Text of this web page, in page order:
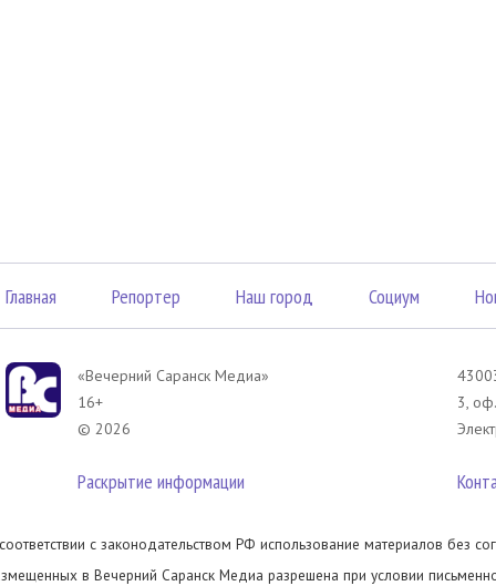
Главная Репортер Наш город Социум
«Вечерний Саранск Mедиа»
16+
© 2026
Раскрытие информации
3,
с законодательством РФ использование материалов без
в Вечерний Саранск Медиа разрешена при условии